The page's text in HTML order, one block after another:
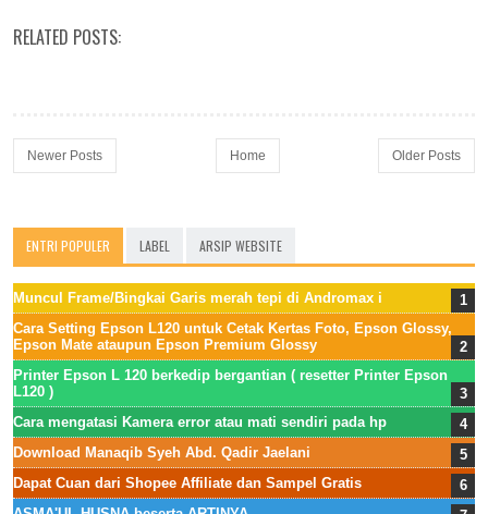
RELATED POSTS:
Newer Posts Older Posts
Home
ENTRI POPULER LABEL ARSIP WEBSITE
Muncul Frame/Bingkai Garis merah tepi di Andromax i
Cara Setting Epson L120 untuk Cetak Kertas Foto, Epson Glossy,
Epson Mate ataupun Epson Premium Glossy
Printer Epson L 120 berkedip bergantian ( resetter Printer Epson
L120 )
Cara mengatasi Kamera error atau mati sendiri pada hp
Download Manaqib Syeh Abd. Qadir Jaelani
Dapat Cuan dari Shopee Affiliate dan Sampel Gratis